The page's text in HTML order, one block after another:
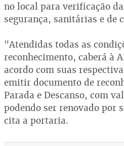
no local para verificação
segurança, sanitárias e de
"Atendidas todas as
reconhecimento, caberá à
acordo com suas
emitir documento de
Parada e Descanso, com
podendo ser renovado por
cita a portaria.